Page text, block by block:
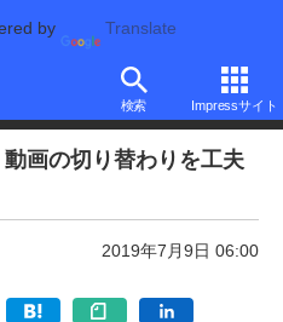
by Translate
検索 Impressサイト
動画の切り替わりを工夫
2019年7月9日 06:00